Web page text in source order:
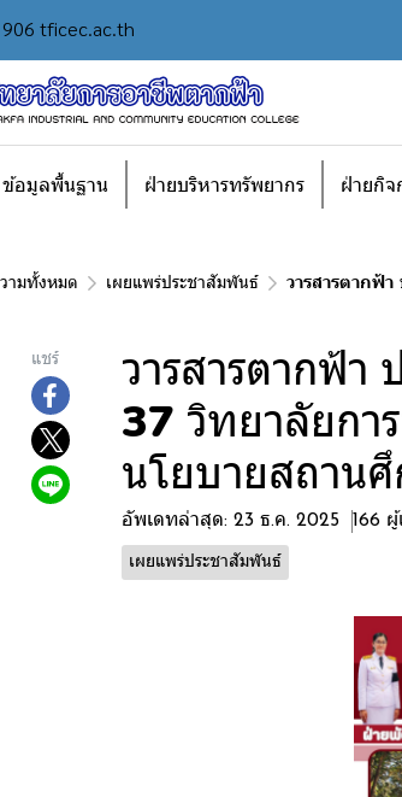
tficec.ac.th
ข้อมูลพื้นฐาน ฝ่ายบริหารทรัพยากร ฝ่ายกิจ
ามทั้งหมด เผยแพร่ประชาสัมพันธ์ วารสารตากฟ้
แชร์
วารสารตากฟ้า
37 วิทยาลัยกา
นโยบายสถาน
อัพเดทล่าสุด: 23 ธ.ค. 2025 166
เผยแพร่ประชาสัมพันธ์